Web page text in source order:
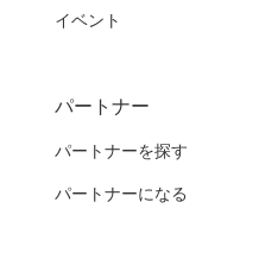
イベント
パートナー
パートナーを探す
パートナーになる